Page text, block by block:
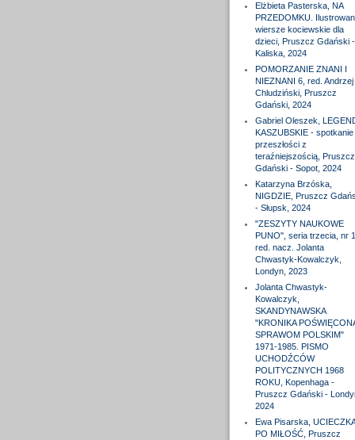
Elżbieta Pasterska, NA
PRZEDOMKU.
wiersze kociewskie dla
dzieci, Pruszcz Gdański -
Kaliska, 2024
POMORZANIE ZNANI I
NIEZNANI 6, red. Andrzej
Chludziński, Pruszcz
Gdański, 2024
Gabriel Oleszek,
KASZUBSKIE - spotkanie
przeszłości z
teraźniejszością, Pruszcz
Gdański - Sopot, 2024
Katarzyna Brzóska,
NIGDZIE, Pruszcz
- Słupsk, 2024
"ZESZYTY NAUKOWE
PUNO", seria trzecia, nr
red. nacz. Jolanta
Chwastyk-Kowalczyk,
Londyn, 2023
Jolanta Chwastyk-
Kowalczyk,
SKANDYNAWSKA
"KRONIKA
SPRAWOM POLSKIM"
1971-1985. PISMO
UCHODŹCÓW
POLITYCZNYCH 1968
ROKU, Kopenhaga -
Pruszcz Gdański -
2024
Ewa Pisarska, UCIECZKA
PO MIŁOŚĆ, Pruszcz